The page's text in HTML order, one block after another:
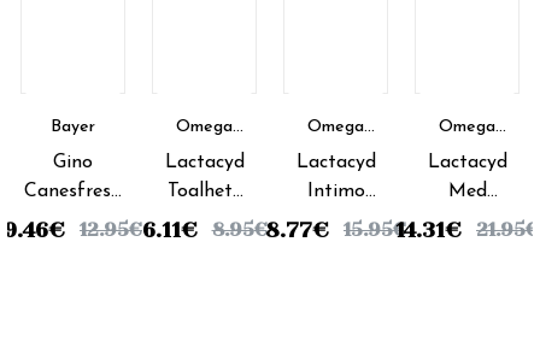
Bayer
Gino
Canesfresh
Gel Íntimo
9.46€ 12.95€
Omega
Pharma
Lactacyd
Toalhete
Higiene
6.11€ 8.95€
Omega
Pharma
Lactacyd
Intimo
Emulsão
8.77€ 15.95€
Omega
Pharma
Lactacyd
Med
Sabonete
14.31€ 21.95€